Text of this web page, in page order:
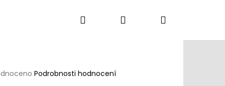
Kancelářská křesla Konferenční židle
Hledat PřihlášeníNákupní
Podrobnosti hodnocení